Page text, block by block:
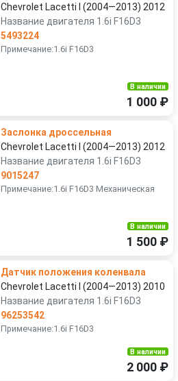
Chevrolet Lacetti I (2004—2013) 2012
Название двигателя 1.6i F16D3
5493224
Примечание:1.6i F16D3
В наличии
1 000 ₽
Заслонка дроссельная
Chevrolet Lacetti I (2004—2013) 2012
Название двигателя 1.6i F16D3
9015247
Примечание:1.6i F16D3 Механическая
В наличии
1 500 ₽
Датчик положения коленвала
Chevrolet Lacetti I (2004—2013) 2010
Название двигателя 1.6i F16D3
96253542
Примечание:1.6i F16D3
В наличии
2 000 ₽